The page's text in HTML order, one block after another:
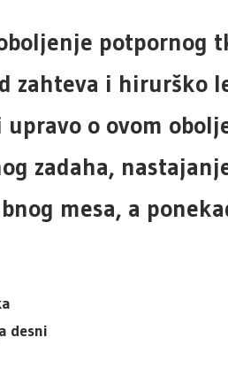
potpornog
zahteva i hirurško
o ovom
zadaha,
mesa, a
desni